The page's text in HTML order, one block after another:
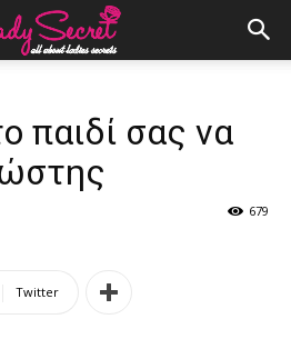
παιδί σας να
679
Twitter